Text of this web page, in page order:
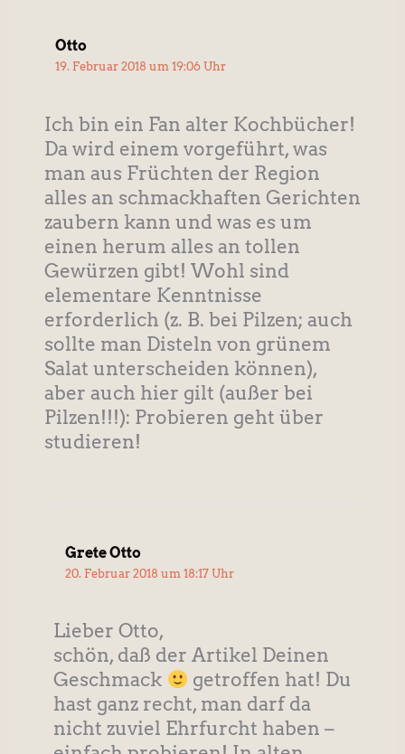
Otto
19. Februar 2018 um 19:06 Uhr
Ich bin ein Fan alter Kochbücher!
Da wird einem vorgeführt, was
man aus Früchten der Region
alles an schmackhaften Gerichten
zaubern kann und was es um
einen herum alles an tollen
Gewürzen gibt! Wohl sind
elementare Kenntnisse
erforderlich (z. B. bei Pilzen; auch
sollte man Disteln von grünem
Salat unterscheiden können),
aber auch hier gilt (außer bei
Pilzen!!!): Probieren geht über
studieren!
Grete Otto
20. Februar 2018 um 18:17 Uhr
Lieber Otto,
schön, daß der Artikel Deinen
Geschmack
getroffen hat! Du
hast ganz recht, man darf da
nicht zuviel Ehrfurcht haben –